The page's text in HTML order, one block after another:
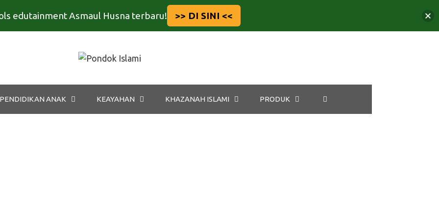
PENDIDIKAN ANAK KEAYAHAN KHAZANAH ISLAMI PRODUK
edutainment Asmaul Husna terbaru! >> DI SINI <<